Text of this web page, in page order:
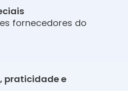
fornecedores do
praticidade e